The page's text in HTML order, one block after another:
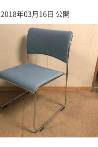
2018年03月16日 公開